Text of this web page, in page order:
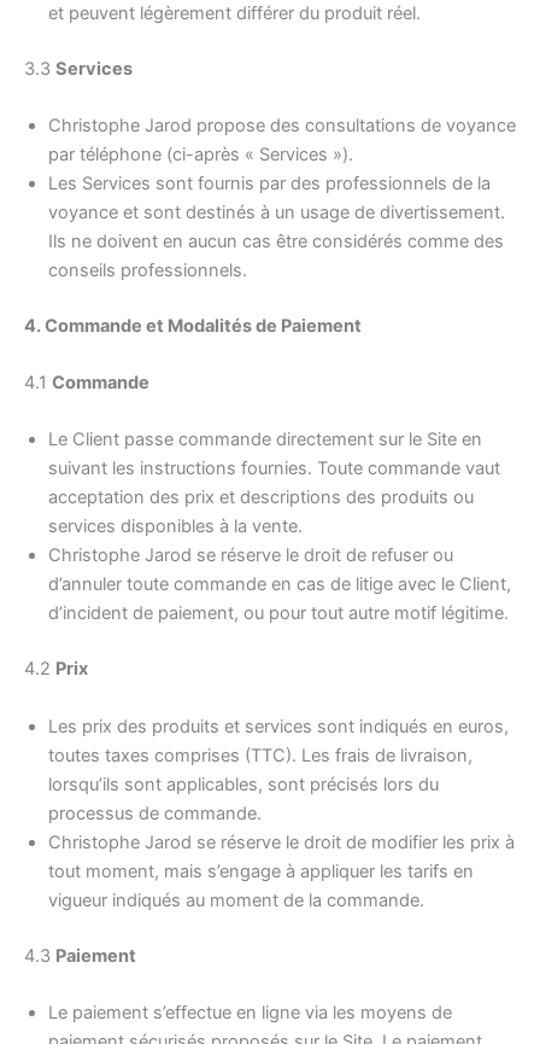
et peuvent légèrement différer du produit réel.
3.3 Services
Christophe Jarod propose des consultations de voyance
par téléphone (ci-après « Services »).
Les Services sont fournis par des professionnels de la
voyance et sont destinés à un usage de divertissement.
Ils ne doivent en aucun cas être considérés comme des
conseils professionnels.
4. Commande et Modalités de Paiement
4.1 Commande
Le Client passe commande directement sur le Site en
suivant les instructions fournies. Toute commande vaut
acceptation des prix et descriptions des produits ou
services disponibles à la vente.
Christophe Jarod se réserve le droit de refuser ou
d’annuler toute commande en cas de litige avec le Client,
d’incident de paiement, ou pour tout autre motif légitime.
4.2 Prix
Les prix des produits et services sont indiqués en euros,
toutes taxes comprises (TTC). Les frais de livraison,
lorsqu’ils sont applicables, sont précisés lors du
processus de commande.
Christophe Jarod se réserve le droit de modifier les prix à
tout moment, mais s’engage à appliquer les tarifs en
vigueur indiqués au moment de la commande.
4.3 Paiement
Le paiement s’effectue en ligne via les moyens de